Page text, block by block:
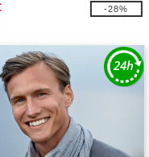
-28%